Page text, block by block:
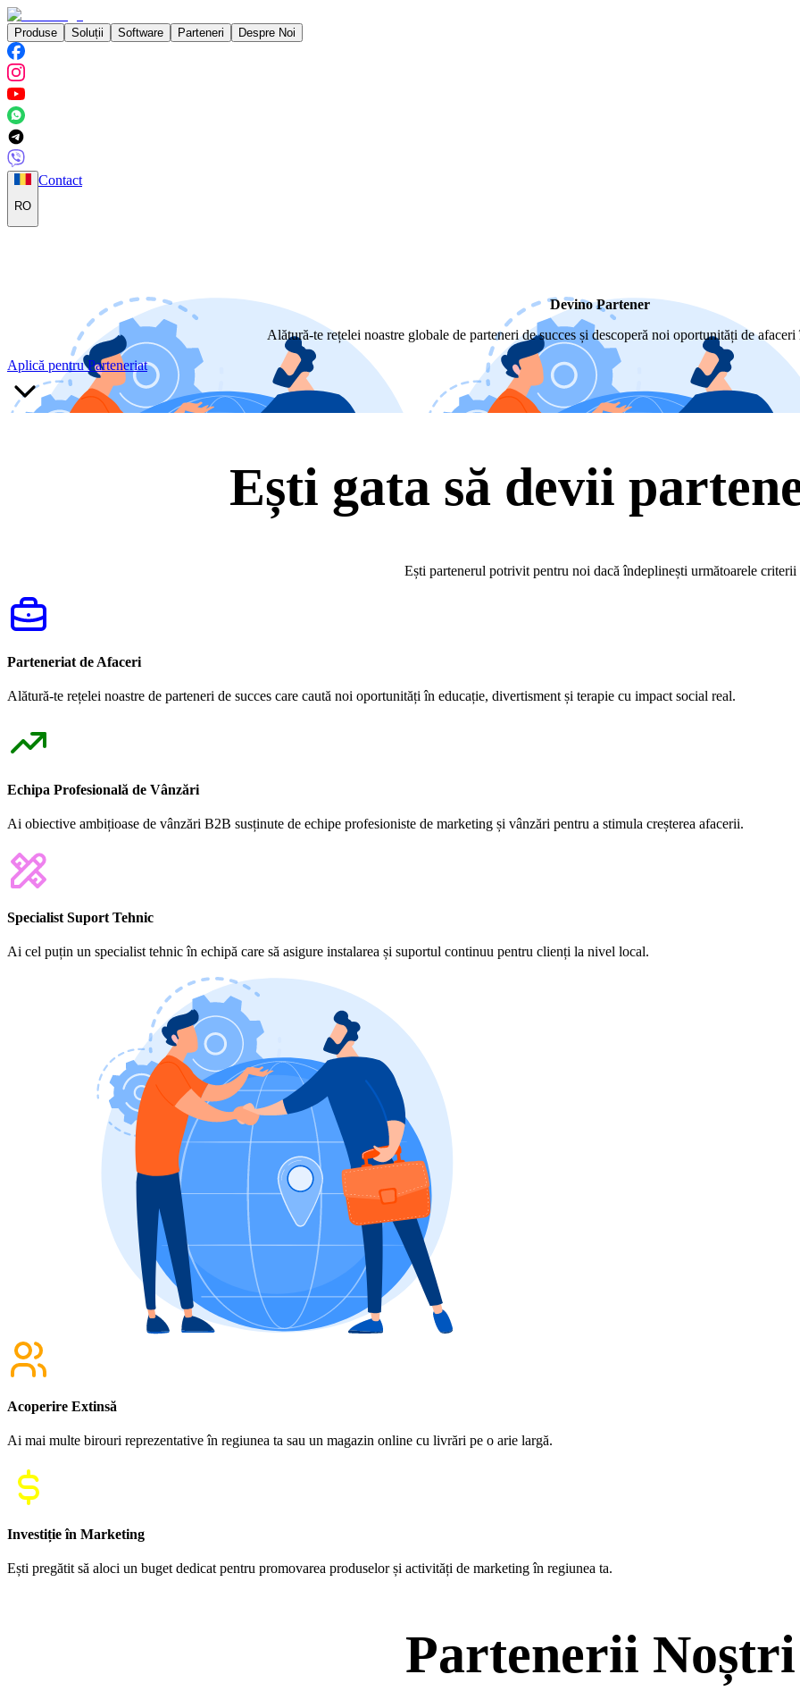
Produse Soluții Software Parteneri Despre Noi
RO
Contact
Devino Partener
Alătură-te rețelei noastre globale de parteneri de succes și descoperă noi oportunități de
Aplică pentru Parteneriat
Ești gata să devii
Ești partenerul potrivit pentru noi dacă îndeplinești următoarele criterii
Parteneriat de Afaceri
Alătură-te rețelei noastre de parteneri de succes care caută noi oportunități în educație, divertisment și terapie cu impact social real.
Echipa Profesională de Vânzări
Ai obiective ambițioase de vânzări B2B susținute de echipe profesioniste de marketing și vânzări pentru a stimula creșterea afacerii.
Specialist Suport Tehnic
Ai cel puțin un specialist tehnic în echipă care să asigure instalarea și suportul continuu pentru clienți la nivel local.
Acoperire Extinsă
Ai mai multe birouri reprezentative în regiunea ta sau un magazin online cu livrări pe o arie largă.
Investiție în Marketing
Ești pregătit să aloci un buget dedicat pentru promovarea produselor și activități de marketing în regiunea ta.
Partenerii Noștri